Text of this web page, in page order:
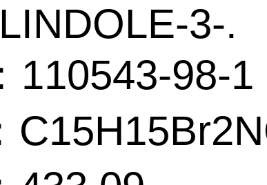
3-.
110543-98-1